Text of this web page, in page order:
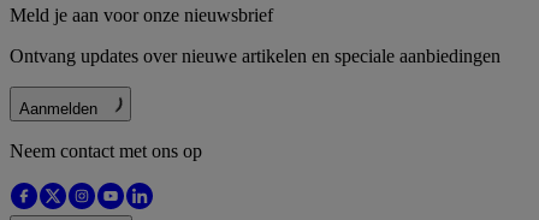
Meld je aan voor onze nieuwsbrief
Ontvang updates over nieuwe artikelen en speciale aanbiedingen
Aanmelden
Neem contact met ons op